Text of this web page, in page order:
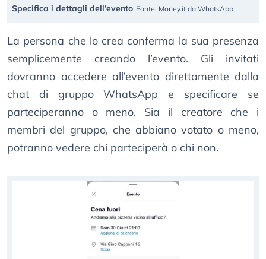
Specifica i dettagli dell’evento Fonte: Money.it da WhatsApp
La persona che lo crea conferma la sua presenza
semplicemente creando l’evento. Gli invitati
dovranno accedere all’evento direttamente dalla
chat di gruppo WhatsApp e specificare se
parteciperanno o meno. Sia il creatore che i
membri del gruppo, che abbiano votato o meno,
potranno vedere chi parteciperà o chi non.